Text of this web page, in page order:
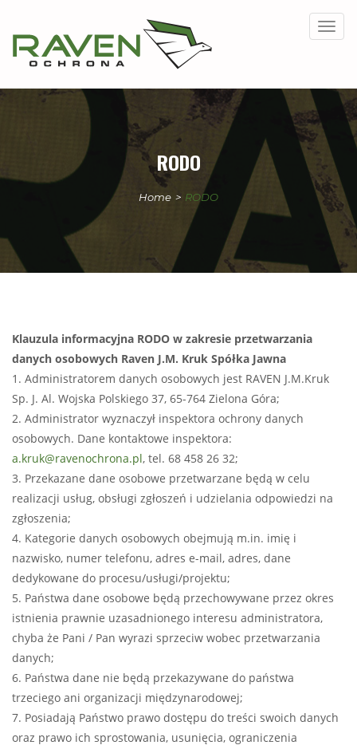
RODO
Home > RODO
Klauzula informacyjna RODO w zakresie przetwarzania
danych osobowych Raven J.M. Kruk Spółka Jawna
1. Administratorem danych osobowych jest RAVEN J.M.Kruk
Sp. J. Al. Wojska Polskiego 37, 65-764 Zielona Góra;
2. Administrator wyznaczył inspektora ochrony danych
osobowych. Dane kontaktowe inspektora:
a.kruk@ravenochrona.pl, tel. 68 458 26 32;
3. Przekazane dane osobowe przetwarzane będą w celu
realizacji usług, obsługi zgłoszeń i udzielania odpowiedzi na
zgłoszenia;
4. Kategorie danych osobowych obejmują m.in. imię i
nazwisko, numer telefonu, adres e-mail, adres, dane
dedykowane do procesu/usługi/projektu;
5. Państwa dane osobowe będą przechowywane przez okres
istnienia prawnie uzasadnionego interesu administratora,
chyba że Pani / Pan wyrazi sprzeciw wobec przetwarzania
danych;
6. Państwa dane nie będą przekazywane do państwa
trzeciego ani organizacji międzynarodowej;
7. Posiadają Państwo prawo dostępu do treści swoich danych
oraz prawo ich sprostowania, usunięcia, ograniczenia